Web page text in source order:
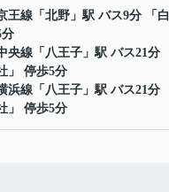
王線 「 北野 」駅 バス9分 「
分
央線 「 八王子 」駅 バス21分
」 停歩5分
浜線 「 八王子 」駅 バス21分
」 停歩5分